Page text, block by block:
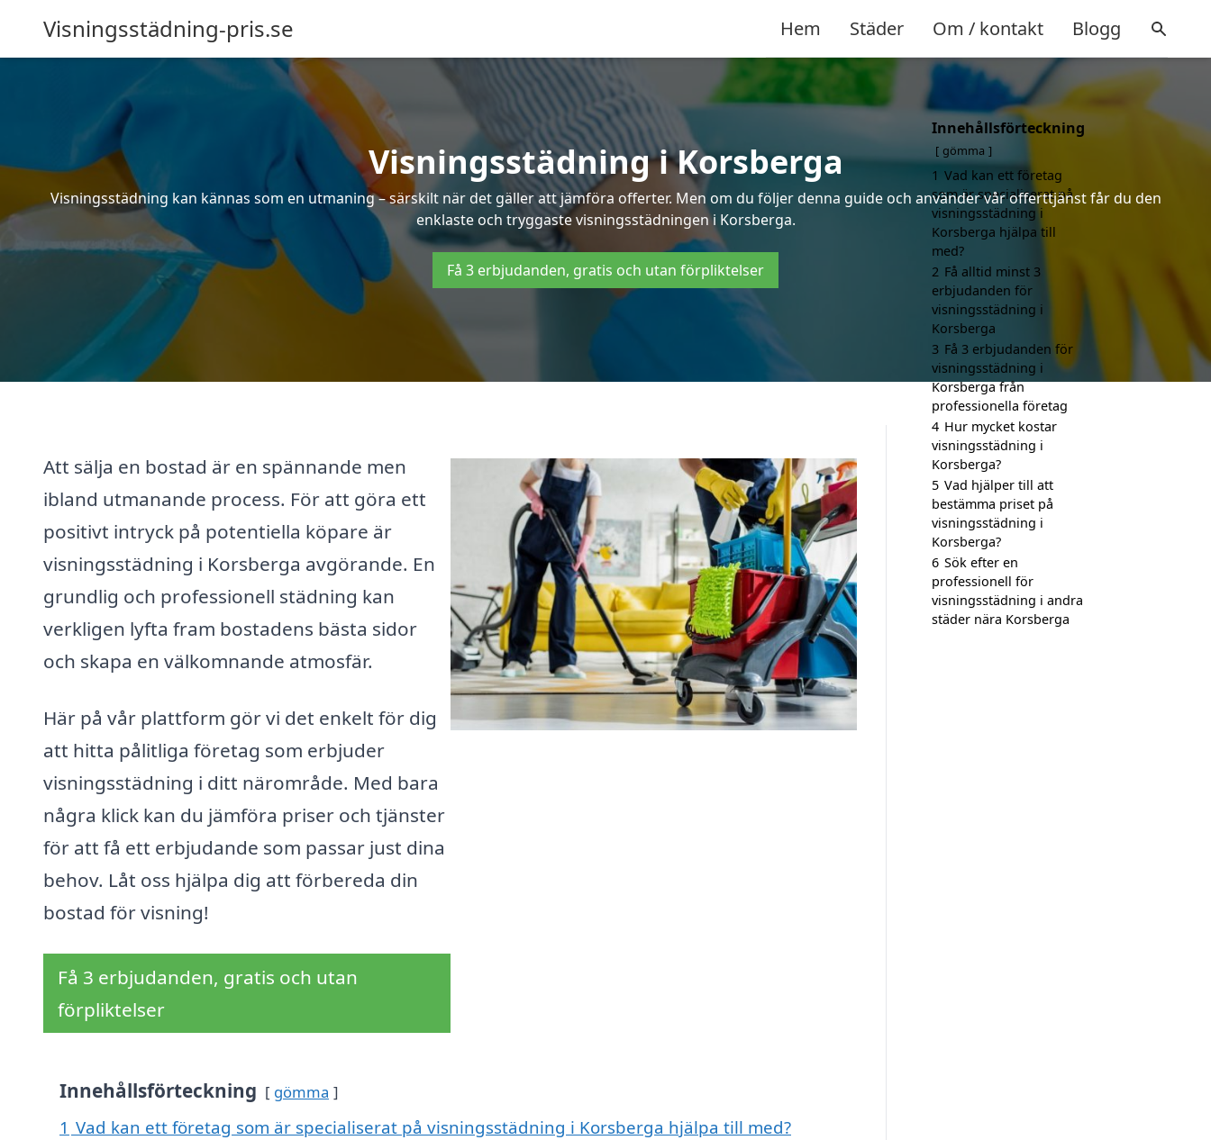
Visningsstädning-pris.se Hem Städer Om / kontakt Blogg
Visningsstädning i Korsberga
Visningsstädning kan kännas som en utmaning – särskilt när det gäller att jämföra offerter. Men om du följer denna guide och använder vår offerttjänst får du den
enklaste och tryggaste visningsstädningen i Korsberga.
Få 3 erbjudanden, gratis och utan förpliktelser
Att sälja en bostad är en spännande men
ibland utmanande process. För att göra ett
positivt intryck på potentiella köpare är
visningsstädning i Korsberga avgörande. En
grundlig och professionell städning kan
verkligen lyfta fram bostadens bästa sidor
och skapa en välkomnande atmosfär.
Här på vår plattform gör vi det enkelt för dig
att hitta pålitliga företag som erbjuder
visningsstädning i ditt närområde. Med bara
några klick kan du jämföra priser och tjänster
för att få ett erbjudande som passar just dina
behov. Låt oss hjälpa dig att förbereda din
bostad för visning!
Få 3 erbjudanden, gratis och utan
förpliktelser
Innehållsförteckning gömma
1 Vad kan ett företag som är specialiserat på visningsstädning i Korsberga hjälpa till med?
Innehållsförteckning
gömma
1 Vad kan ett företag
som är specialiserat på
visningsstädning i
Korsberga hjälpa till
med?
2 Få alltid minst 3
erbjudanden för
visningsstädning i
Korsberga
3 Få 3 erbjudanden för
visningsstädning i
Korsberga från
professionella företag
4 Hur mycket kostar
visningsstädning i
Korsberga?
5 Vad hjälper till att
bestämma priset på
visningsstädning i
Korsberga?
6 Sök efter en
professionell för
visningsstädning i andra
städer nära Korsberga